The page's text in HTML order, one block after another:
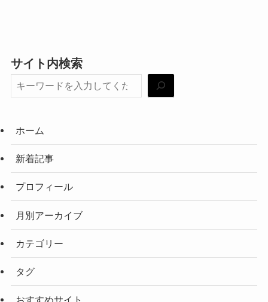
サイト内検索
ホーム
新着記事
プロフィール
月別アーカイブ
カテゴリー
タグ
おすすめサイト